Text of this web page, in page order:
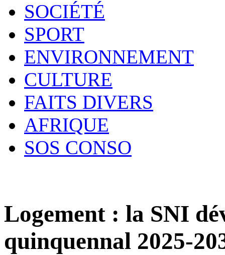
SOCIÉTÉ
SPORT
ENVIRONNEMENT
CULTURE
FAITS DIVERS
AFRIQUE
SOS CONSO
Logement : la SNI
quinquennal 2025-